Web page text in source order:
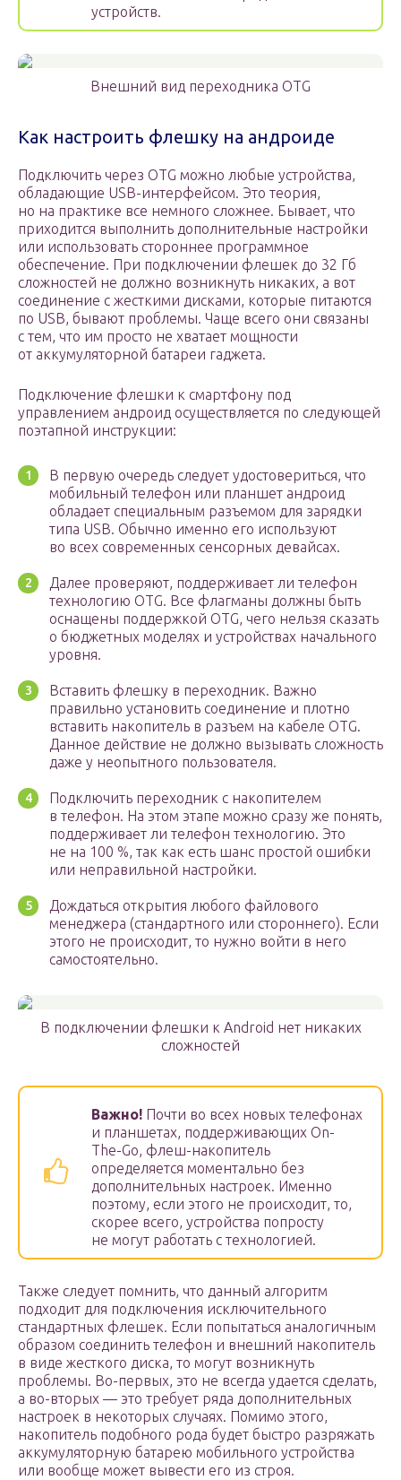
устройств.
Внешний вид переходника OTG
Как настроить флешку на андроиде
Подключить через OTG можно любые устройства,
обладающие USB-интерфейсом. Это теория,
но на практике все немного сложнее. Бывает, что
приходится выполнить дополнительные настройки
или использовать стороннее программное
обеспечение. При подключении флешек до 32 Гб
сложностей не должно возникнуть никаких, а вот
соединение с жесткими дисками, которые питаются
по USB, бывают проблемы. Чаще всего они связаны
с тем, что им просто не хватает мощности
от аккумуляторной батареи гаджета.
Подключение флешки к смартфону под
управлением андроид осуществляется по следующей
поэтапной инструкции:
В первую очередь следует удостовериться, что
мобильный телефон или планшет андроид
обладает специальным разъемом для зарядки
типа USB. Обычно именно его используют
во всех современных сенсорных девайсах.
Далее проверяют, поддерживает ли телефон
технологию OTG. Все флагманы должны быть
оснащены поддержкой OTG, чего нельзя сказать
о бюджетных моделях и устройствах начального
уровня.
Вставить флешку в переходник. Важно
правильно установить соединение и плотно
вставить накопитель в разъем на кабеле OTG.
Данное действие не должно вызывать сложность
даже у неопытного пользователя.
Подключить переходник с накопителем
в телефон. На этом этапе можно сразу же понять,
поддерживает ли телефон технологию. Это
не на 100 %, так как есть шанс простой ошибки
или неправильной настройки.
Дождаться открытия любого файлового
менеджера (стандартного или стороннего). Если
этого не происходит, то нужно войти в него
самостоятельно.
В подключении флешки к Android нет никаких
сложностей
Важно! Почти во всех новых телефонах
и планшетах, поддерживающих On-
The-Go, флеш-накопитель
определяется моментально без
дополнительных настроек. Именно
поэтому, если этого не происходит, то,
скорее всего, устройства попросту
не могут работать с технологией.
Также следует помнить, что данный алгоритм
подходит для подключения исключительного
стандартных флешек. Если попытаться аналогичным
образом соединить телефон и внешний накопитель
в виде жесткого диска, то могут возникнуть
проблемы. Во-первых, это не всегда удается сделать,
а во-вторых — это требует ряда дополнительных
настроек в некоторых случаях. Помимо этого,
накопитель подобного рода будет быстро разряжать
аккумуляторную батарею мобильного устройства
или вообще может вывести его из строя.